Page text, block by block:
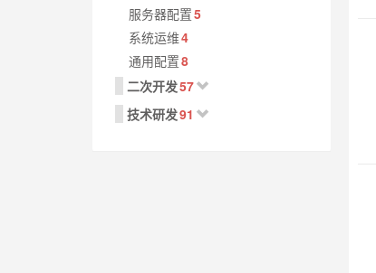
服务器配置5
系统运维4
通用配置8
二次开发57
技术研发91